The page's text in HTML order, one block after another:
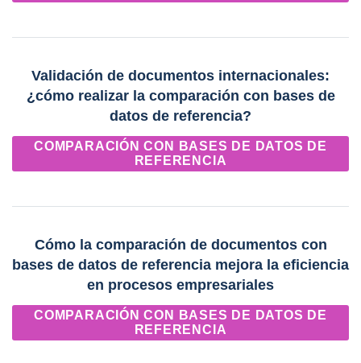
Validación de documentos internacionales:
¿cómo realizar la comparación con bases de
datos de referencia?
COMPARACIÓN CON BASES DE DATOS DE
REFERENCIA
Cómo la comparación de documentos con
bases de datos de referencia mejora la eficiencia
en procesos empresariales
COMPARACIÓN CON BASES DE DATOS DE
REFERENCIA